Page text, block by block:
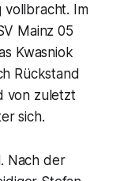
vollbracht. Im
Mainz 05
Kwasniok
Rückstand
von zuletzt
sich.
Nach der